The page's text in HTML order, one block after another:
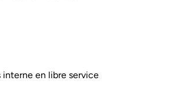
interne en libre service